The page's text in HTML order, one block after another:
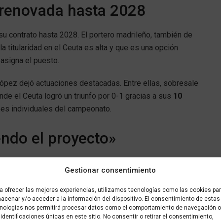
Gestionar consentimiento
ofrecer las mejores experiencias, utilizamos tecnologías como las cookies
y/o acceder a la información del dispositivo. El consentimiento de estas
nos permitirá procesar datos como el comportamiento de navegación o
identificaciones únicas en este sitio. No consentir o retirar el consentimiento,
hasta 2028
contrato hasta 2028. El portero madrileño, también de
titularidad en el Ceuta es alta y que es una opción
el puesto.
dejó actuaciones destacadas. Entre ellas, sobresale
el Ceuta logró un triunfo por 0-1 gracias a sus 10
individuales del campeonato.
el proyecto»
posiciones clave en su alineación y muestra su
deportivo, Edu Villegas, manifestó su satisfacción
su futuro”. Por su parte, el entrenador José Juan
temporada” .